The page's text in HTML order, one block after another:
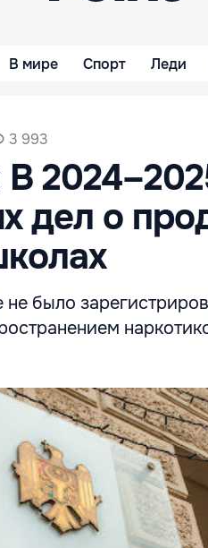
В мире Спорт Леди
3 993
дел о
было